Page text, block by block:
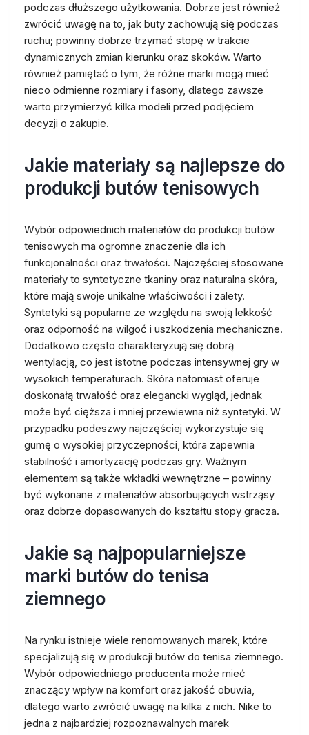
podczas dłuższego użytkowania. Dobrze jest również
zwrócić uwagę na to, jak buty zachowują się podczas
ruchu; powinny dobrze trzymać stopę w trakcie
dynamicznych zmian kierunku oraz skoków. Warto
również pamiętać o tym, że różne marki mogą mieć
nieco odmienne rozmiary i fasony, dlatego zawsze
warto przymierzyć kilka modeli przed podjęciem
decyzji o zakupie.
Jakie materiały są najlepsze do
produkcji butów tenisowych
Wybór odpowiednich materiałów do produkcji butów
tenisowych ma ogromne znaczenie dla ich
funkcjonalności oraz trwałości. Najczęściej stosowane
materiały to syntetyczne tkaniny oraz naturalna skóra,
które mają swoje unikalne właściwości i zalety.
Syntetyki są popularne ze względu na swoją lekkość
oraz odporność na wilgoć i uszkodzenia mechaniczne.
Dodatkowo często charakteryzują się dobrą
wentylacją, co jest istotne podczas intensywnej gry w
wysokich temperaturach. Skóra natomiast oferuje
doskonałą trwałość oraz elegancki wygląd, jednak
może być cięższa i mniej przewiewna niż syntetyki. W
przypadku podeszwy najczęściej wykorzystuje się
gumę o wysokiej przyczepności, która zapewnia
stabilność i amortyzację podczas gry. Ważnym
elementem są także wkładki wewnętrzne – powinny
być wykonane z materiałów absorbujących wstrząsy
oraz dobrze dopasowanych do kształtu stopy gracza.
Jakie są najpopularniejsze
marki butów do tenisa
ziemnego
Na rynku istnieje wiele renomowanych marek, które
specjalizują się w produkcji butów do tenisa ziemnego.
Wybór odpowiedniego producenta może mieć
znaczący wpływ na komfort oraz jakość obuwia,
dlatego warto zwrócić uwagę na kilka z nich. Nike to
jedna z najbardziej rozpoznawalnych marek